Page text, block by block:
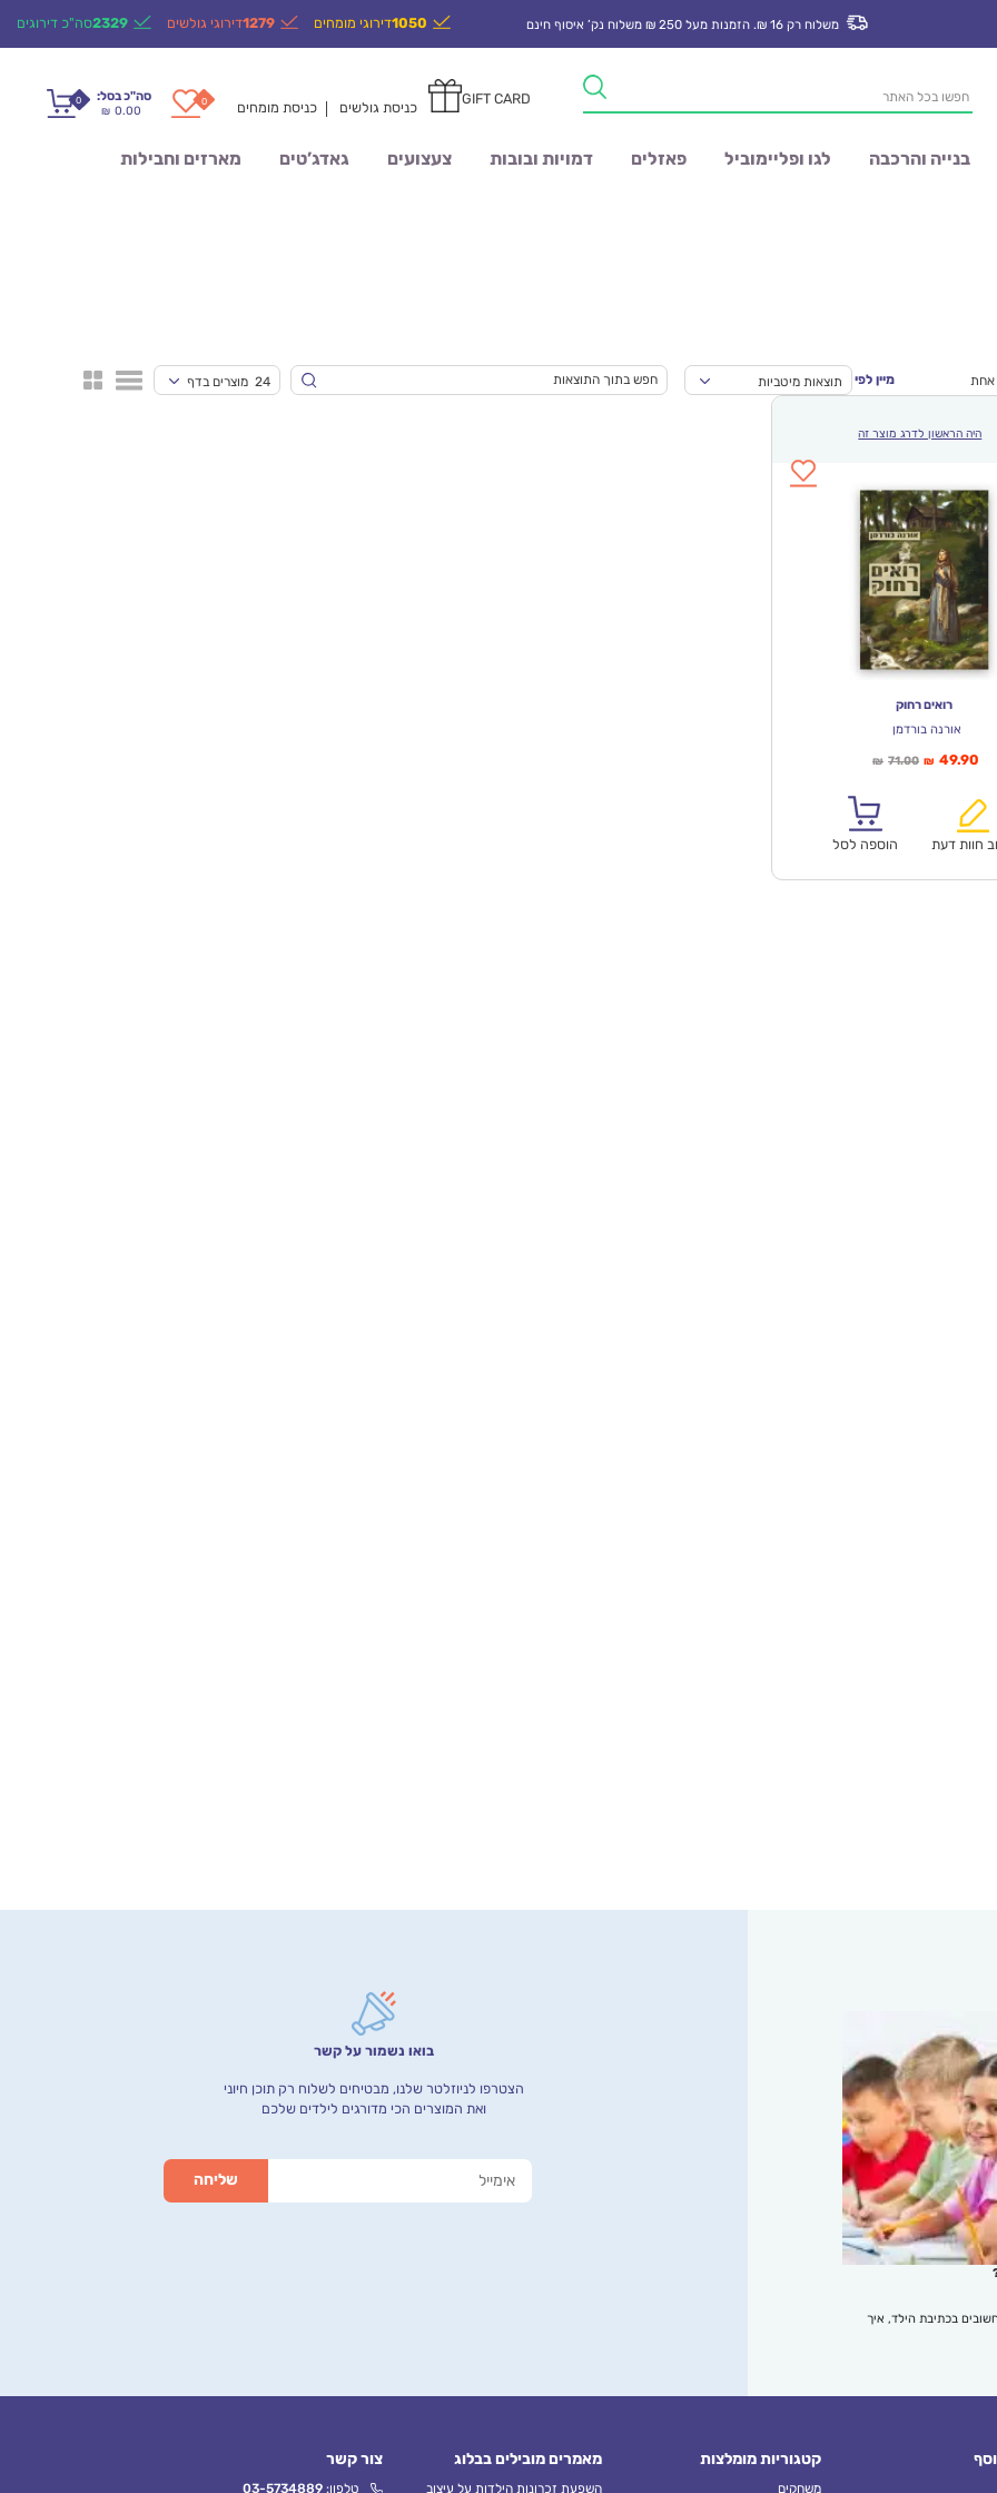
משלוח רק 16 ₪. הזמנות מעל 250 ₪ משלוח נק’ איסוף חינם 1050דירוגי מומחים 1279דירוגי גולשים 2329סה"כ דירוגים
Products
search
GIFT CARD כניסת גולשים כניסת מומחים 0
0 סה"כ בסל:
₪ 0.00
בנייה והרכבה לגו ופליימוביל פאזלים דמויות ובובות צעצועים גאדג’טים מארזים וחבילות
אחת מיין לפי תוצאות מיטביות 24 מוצרים בדף
היה הראשון לדרג מוצר זה
רואים רחוק
אורנה בורדמן
₪ 71.00המחיר
₪71.00.
₪ 49.90
הוא:
חוות דעת
הוספה לסל
בכתיבת הילד, איך
בואו נשמור על קשר
הצטרפו לניוזלטר שלנו, מבטיחים לשלוח רק תוכן חיוני
ואת המוצרים הכי מדורגים לילדים שלכם
קטגוריות מומלצות
משחקים
מאמרים מובילים בבלוג
השפעת זכרונות הילדות על עיצוב
צור קשר
טלפון:03-5734889